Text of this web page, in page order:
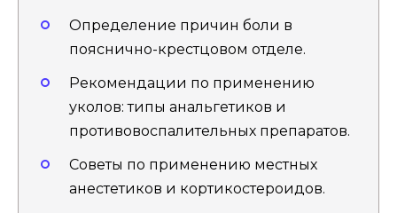
Определение причин боли в
пояснично-крестцовом отделе.
Рекомендации по применению
уколов: типы анальгетиков и
противовоспалительных препаратов.
Советы по применению местных
анестетиков и кортикостероидов.